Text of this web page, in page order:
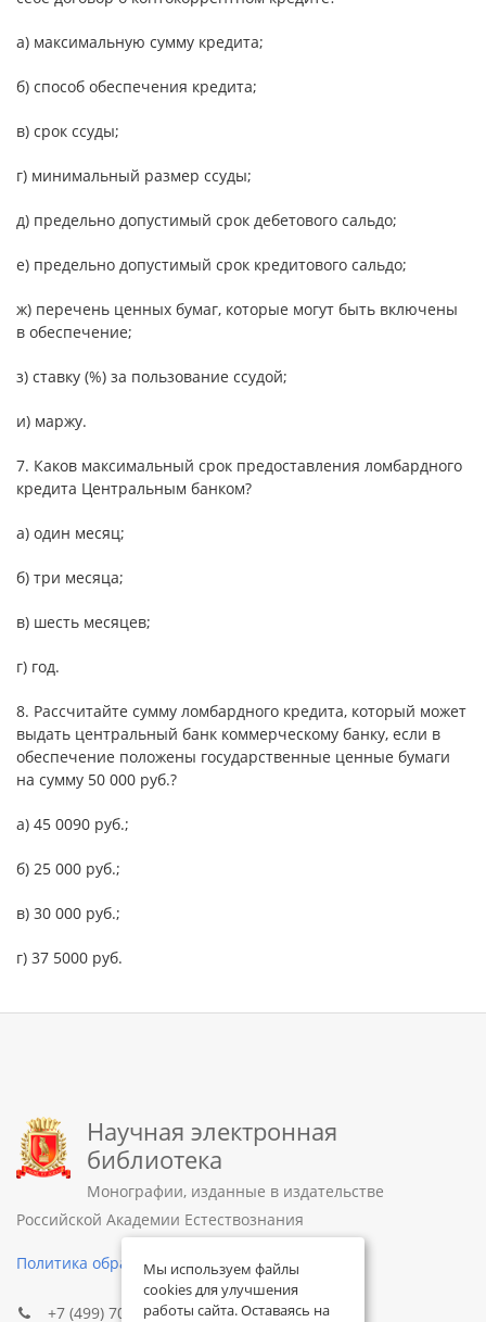
а) максимальную сумму кредита;
б) способ обеспечения кредита;
в) срок ссуды;
г) минимальный размер ссуды;
д) предельно допустимый срок дебетового сальдо;
е) предельно допустимый срок кредитового сальдо;
ж) перечень ценных бумаг, которые могут быть включены
в обеспечение;
з) ставку (%) за пользование ссудой;
и) маржу.
7. Каков максимальный срок предоставления ломбардного
кредита Центральным банком?
а) один месяц;
б) три месяца;
в) шесть месяцев;
г) год.
8. Рассчитайте сумму ломбардного кредита, который может
выдать центральный банк коммерческому банку, если в
обеспечение положены государственные ценные бумаги
на сумму 50 000 руб.?
а) 45 0090 руб.;
б) 25 000 руб.;
в) 30 000 руб.;
г) 37 5000 руб.
Научная электронная
библиотека
Монографии, изданные в издательстве
Российской Академии Естествознания
Политика обработки персональных данных
+7 (499) 705-72-30
Мы используем файлы
cookies для улучшения
работы сайта. Оставаясь на